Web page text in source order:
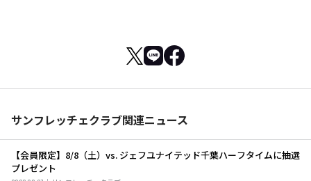
サンフレッチェクラブ関連ニュース
【会員限定】8/8（土）vs. ジェフユナイテッド千葉ハーフタイムに抽選
プレゼント